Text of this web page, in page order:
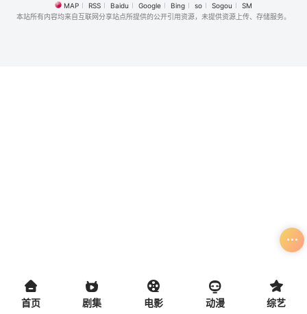
MAP RSS Baidu Google Bing so Sogou
SM
本站所有内容均来自互联网分享站点所提供的公开引用资源，未提供资源上传、存储服务。
首页 剧集 电影 动漫 综艺